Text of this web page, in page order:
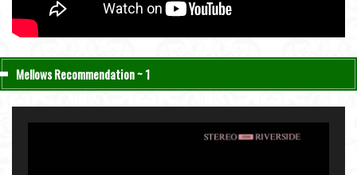
Mellows Recommendation ~ 1